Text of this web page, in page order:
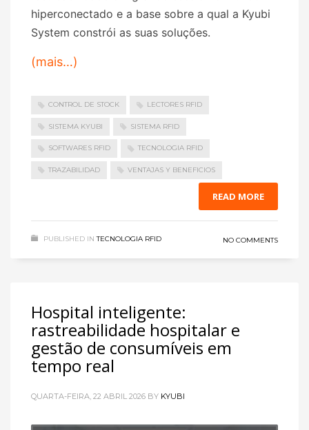
hiperconectado e a base sobre a qual a Kyubi
System constrói as suas soluções.
(mais…)
CONTROL DE STOCK LECTORES RFID
SISTEMA KYUBI SISTEMA RFID
SOFTWARES RFID TECNOLOGIA RFID
TRAZABILIDAD VENTAJAS Y BENEFICIOS
READ MORE
PUBLISHED IN TECNOLOGIA RFID NO COMMENTS
Hospital inteligente:
rastreabilidade hospitalar e
gestão de consumíveis em
tempo real
QUARTA-FEIRA, 22 ABRIL 2026 BY KYUBI